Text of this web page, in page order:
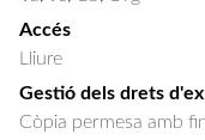
Accés
Lliure
Gestió dels drets
Còpia permesa amb